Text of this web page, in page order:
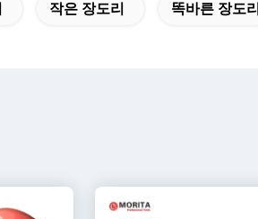
작은 장도리 똑바른 장도리